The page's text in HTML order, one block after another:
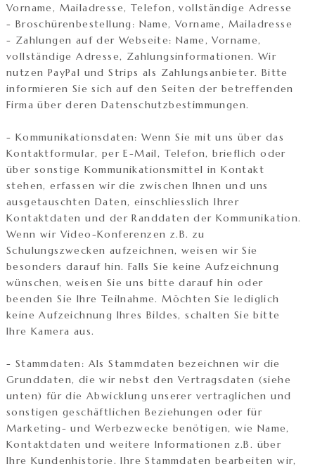
Vorname, Mailadresse, Telefon, vollständige Adresse
- Broschürenbestellung: Name, Vorname, Mailadresse
- Zahlungen auf der Webseite: Name, Vorname,
vollständige Adresse, Zahlungsinformationen. Wir
nutzen PayPal und Strips als Zahlungsanbieter. Bitte
informieren Sie sich auf den Seiten der betreffenden
Firma über deren Datenschutzbestimmungen.
- Kommunikationsdaten: Wenn Sie mit uns über das
Kontaktformular, per E-Mail, Telefon, brieflich oder
über sonstige Kommunikationsmittel in Kontakt
stehen, erfassen wir die zwischen Ihnen und uns
ausgetauschten Daten, einschliesslich Ihrer
Kontaktdaten und der Randdaten der Kommunikation.
Wenn wir Video-Konferenzen z.B. zu
Schulungszwecken aufzeichnen, weisen wir Sie
besonders darauf hin. Falls Sie keine Aufzeichnung
wünschen, weisen Sie uns bitte darauf hin oder
beenden Sie Ihre Teilnahme. Möchten Sie lediglich
keine Aufzeichnung Ihres Bildes, schalten Sie bitte
Ihre Kamera aus.
- Stammdaten: Als Stammdaten bezeichnen wir die
Grunddaten, die wir nebst den Vertragsdaten (siehe
unten) für die Abwicklung unserer vertraglichen und
sonstigen geschäftlichen Beziehungen oder für
Marketing- und Werbezwecke benötigen, wie Name,
Kontaktdaten und weitere Informationen z.B. über
Ihre Kundenhistorie. Ihre Stammdaten bearbeiten wir,